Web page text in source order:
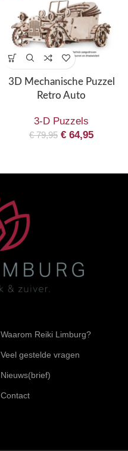
3D Mechanische Puzzel
Retro Auto
3-D Puzzels
€79,95 € 64,95
Waarom Reiki Limburg?
Veel gestelde vragen
Nieuws(brief)
Contact